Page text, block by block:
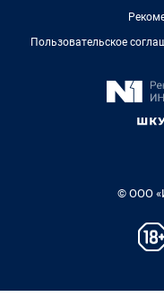
Пользовательское
© ООО